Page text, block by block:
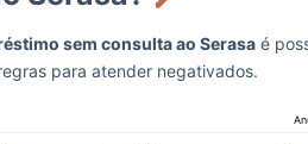
sem consulta ao Serasa é
para atender negativados.